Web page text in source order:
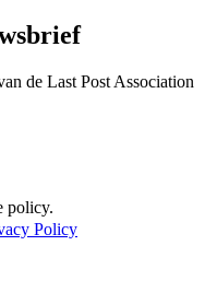
de Last Post Association
policy.
Policy